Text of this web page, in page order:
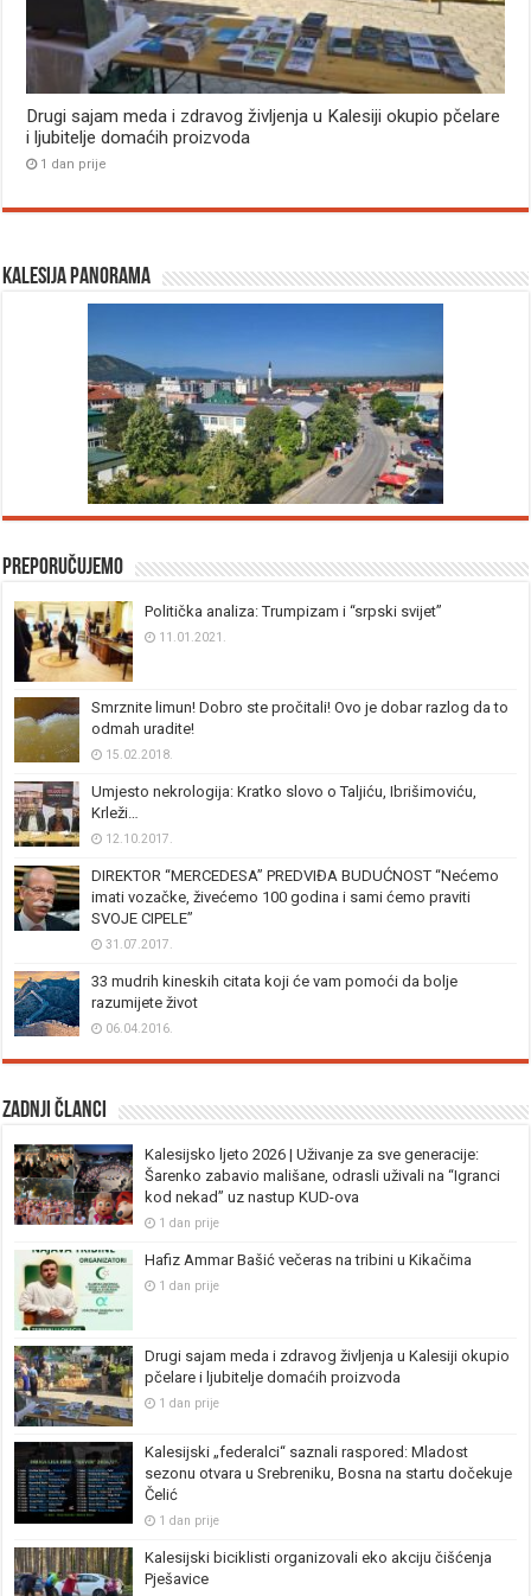
Drugi sajam meda i zdravog življenja u Kalesiji okupio pčelare
i ljubitelje domaćih proizvoda
1 dan prije
Kalesija panorama
Preporučujemo
Politička analiza: Trumpizam i “srpski svijet”
11.01.2021.
Smrznite limun! Dobro ste pročitali! Ovo je dobar razlog da to
odmah uradite!
15.02.2018.
Umjesto nekrologija: Kratko slovo o Taljiću, Ibrišimoviću,
Krleži…
12.10.2017.
DIREKTOR “MERCEDESA” PREDVIĐA BUDUĆNOST “Nećemo
imati vozačke, živećemo 100 godina i sami ćemo praviti
SVOJE CIPELE”
31.07.2017.
33 mudrih kineskih citata koji će vam pomoći da bolje
razumijete život
06.04.2016.
Zadnji članci
Kalesijsko ljeto 2026 | Uživanje za sve generacije:
Šarenko zabavio mališane, odrasli uživali na “Igranci
kod nekad” uz nastup KUD-ova
1 dan prije
Hafiz Ammar Bašić večeras na tribini u Kikačima
1 dan prije
Drugi sajam meda i zdravog življenja u Kalesiji okupio
pčelare i ljubitelje domaćih proizvoda
1 dan prije
Kalesijski „federalci“ saznali raspored: Mladost
sezonu otvara u Srebreniku, Bosna na startu dočekuje
Čelić
1 dan prije
Kalesijski biciklisti organizovali eko akciju čišćenja
Pješavice